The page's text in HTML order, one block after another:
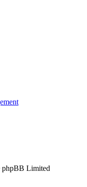
Limited